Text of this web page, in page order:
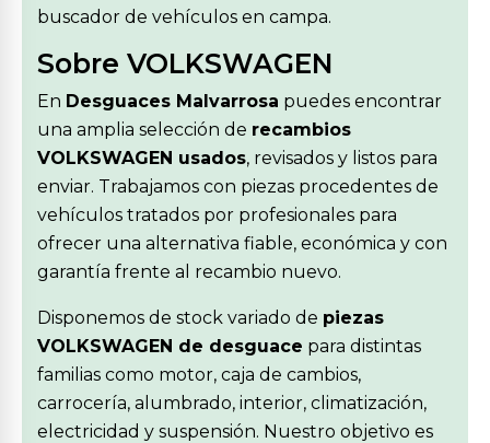
buscador de vehículos en campa.
Sobre VOLKSWAGEN
En Desguaces Malvarrosa puedes encontrar
una amplia selección de recambios
VOLKSWAGEN usados, revisados y listos para
enviar. Trabajamos con piezas procedentes de
vehículos tratados por profesionales para
ofrecer una alternativa fiable, económica y con
garantía frente al recambio nuevo.
Disponemos de stock variado de piezas
VOLKSWAGEN de desguace para distintas
familias como motor, caja de cambios,
carrocería, alumbrado, interior, climatización,
electricidad y suspensión. Nuestro objetivo es